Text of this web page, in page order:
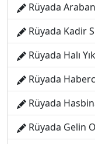
Rüyada
Rüyada Kadir
Rüyada Halı
Rüyada
Rüyada
Rüyada Gelin